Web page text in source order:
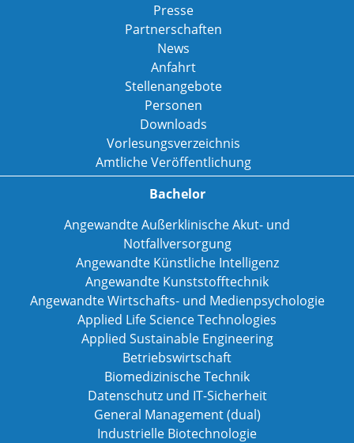
Presse
Partnerschaften
News
Anfahrt
Stellenangebote
Personen
Downloads
Vorlesungsverzeichnis
Amtliche Veröffentlichung
Bachelor
Angewandte Außerklinische Akut- und
Notfallversorgung
Angewandte Künstliche Intelligenz
Angewandte Kunststofftechnik
Angewandte Wirtschafts- und Medienpsychologie
Applied Life Science Technologies
Applied Sustainable Engineering
Betriebswirtschaft
Biomedizinische Technik
Datenschutz und IT-Sicherheit
General Management (dual)
Industrielle Biotechnologie